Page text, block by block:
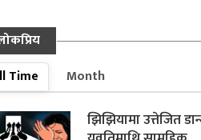
Time
Month
झिझियामा उत्तेजित